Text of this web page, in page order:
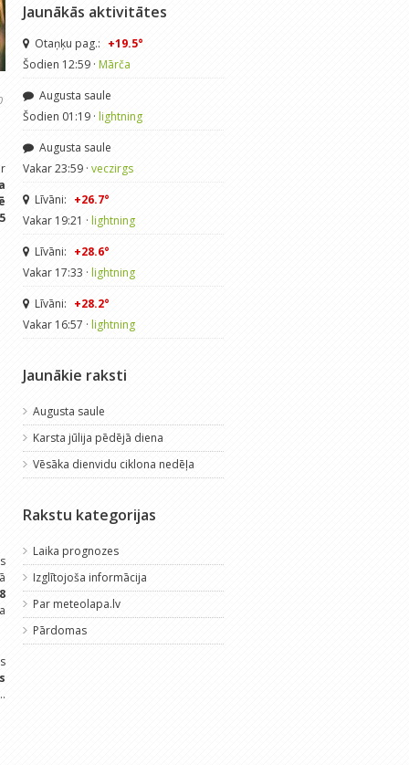
Jaunākās aktivitātes
Otaņķu pag.: +19.5°
Šodien 12:59 · Mārča
Augusta saule
Šodien 01:19 · lightning
Augusta saule
Vakar 23:59 · veczirgs
Līvāni: +26.7°
Vakar 19:21 · lightning
Līvāni: +28.6°
Vakar 17:33 · lightning
Līvāni: +28.2°
Vakar 16:57 · lightning
Jaunākie raksti
Augusta saule
Karsta jūlija pēdējā diena
Vēsāka dienvidu ciklona nedēļa
Rakstu kategorijas
Laika prognozes
Izglītojoša informācija
Par meteolapa.lv
Pārdomas